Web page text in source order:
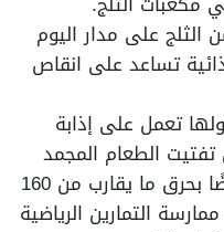
على مدار اليوم
تساعد على انقاص
تعمل على إذابة
الطعام المجمد
وإذابته، كما يقوم الثلج أيضًا بحرق ما يقارب من 160
التمارين الرياضية